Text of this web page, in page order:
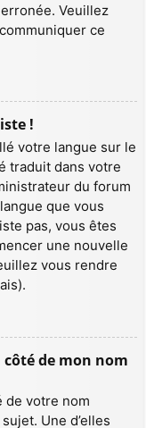
Veuillez
ce
!
votre langue sur le
traduit dans votre
du forum
que vous
pas, vous êtes
une nouvelle
vous rendre
de mon nom
de votre nom
Une d’elles